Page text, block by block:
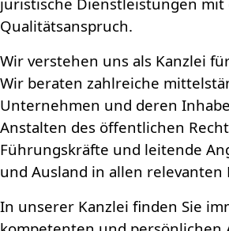
Qualitätsanspruch.
Wir verstehen uns als Kanzlei
Wir beraten zahlreiche
Unternehmen und deren
Anstalten des öffentlichen
Führungskräfte und leitende
und Ausland in allen relevanten
In unserer Kanzlei finden Sie